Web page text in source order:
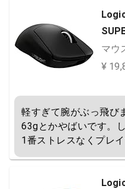
マウ
¥
軽すぎて腕がぶっ飛び
63gとかやばいです。
1番ストレスなくプレ